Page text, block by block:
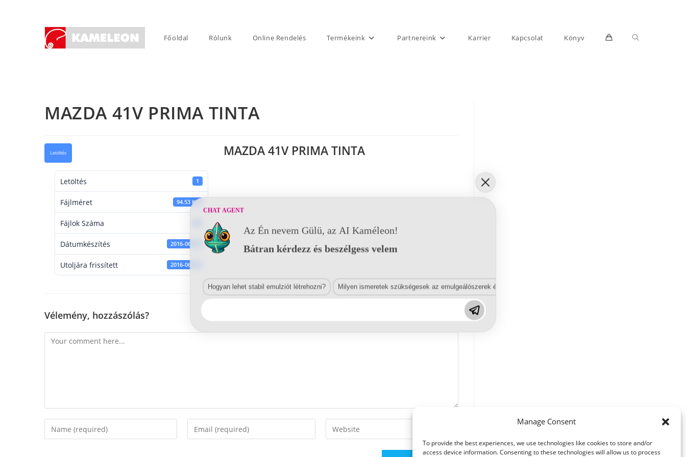
Manage Consent
To provide the best experiences, we use technologies like cookies to store and/or
access device information. Consenting to these technologies will allow us to process
Főoldal Rólunk Online Rendelés Termékeink Partnereink Karrier Kapcsolat Könyv Toggle
MAZDA 41V PRIMA TINTA
Letöltés
Letöltés 1
Fájlméret 94.53 KB
Fájlok Száma
Dátumkészítés 2016-06-13
Utoljára frissített 2016-06-13
MAZDA 41V PRIMA TINTA
Vélemény, hozzászólás?
Comment
Enter
your
Enter
your
Enter
your
CHAT AGENT
Az Én nevem Gülü, az AI Kaméleon!
Bátran kérdezz és beszélgess velem
Hogyan lehet stabil emulziót létrehozni? Milyen ismeretek szükségesek az emulgeálószerek és diszpergálószerek terén?